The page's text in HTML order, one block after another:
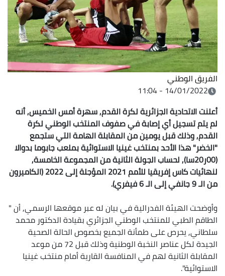
الفريق الوطني
14/01/2022 - 11:04
أعلنت الاتحادية الجزائرية لكرة القدم, سهرة أمس الخميس, أنه
لم يتم تسجيل أي إصابة في صفوف المنتخب الوطني لكرة
القدم, وذلك قبل يومين من المقابلة الهامة التي ستجمع
"الخضر" هذا الأحد بمنتخب غينيا الاستوائية بملعب جابوما بدوالا
(00ر20سا), لحساب الجولة الثانية من المجموعة الخامسة,
لنهائيات كاس إفريقيا للأمم 2021 المؤجلة إلى 2022 (الكاميرون
من الـ 9 جانفي إلى الـ 6 فيفري).
وأوضحت الهيئة الفدرالية في بيان له عبر موقعها الرسمي, أن "
الطاقم الطبي للمنتخب الوطني الجزائري بقيادة الدكتور محمد
سلطاني, يحرص على طمأنة الجميع بخصوص الحالة الصحية
الجيدة لكل عناصر النخبة الوطنية وذلك قبل 72 من موعد
المقابلة الثانية لهم في المنافسة القارية أمام منتخب غينيا
الاستوائية".